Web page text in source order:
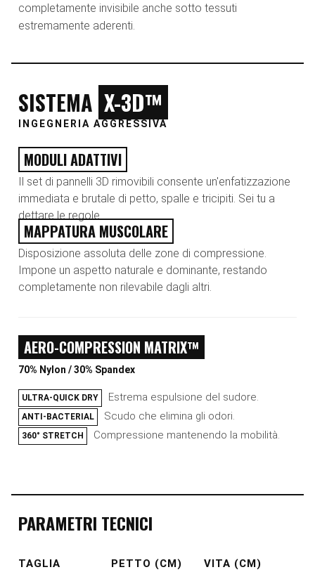
completamente invisibile anche sotto tessuti
estremamente aderenti.
SISTEMA X-3D™
INGEGNERIA AGGRESSIVA
MODULI ADATTIVI
Il set di pannelli 3D rimovibili consente un'enfatizzazione
immediata e brutale di petto, spalle e tricipiti. Sei tu a
dettare le regole.
MAPPATURA MUSCOLARE
Disposizione assoluta delle zone di compressione.
Impone un aspetto naturale e dominante, restando
completamente non rilevabile dagli altri.
AERO-COMPRESSION MATRIX™
70% Nylon / 30% Spandex
ULTRA-QUICK DRY Estrema espulsione del sudore.
ANTI-BACTERIAL Scudo che elimina gli odori.
360° STRETCH Compressione mantenendo la mobilità.
PARAMETRI TECNICI
TAGLIA PETTO (CM) VITA (CM)